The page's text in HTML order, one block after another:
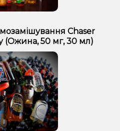
Chaser
(Ожина, 50 мг, 30 мл)